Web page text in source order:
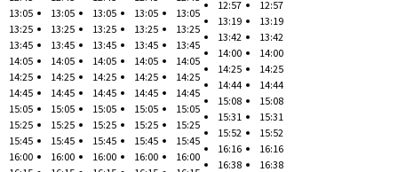
13:05
13:25
13:45
14:05
14:25
14:45
15:05
15:25
15:45
16:00
13:05
13:25
13:45
14:05
14:25
14:45
15:05
15:25
15:45
16:00
13:05
13:25
13:45
14:05
14:25
14:45
15:05
15:25
15:45
16:00
13:05
13:25
13:45
14:05
14:25
14:45
15:05
15:25
15:45
16:00
13:05
13:25
13:45
14:05
14:25
14:45
15:05
15:25
15:45
16:00
12:57
13:19
13:42
14:00
14:25
14:44
15:08
15:31
15:52
16:16
16:38
12:57
13:19
13:42
14:00
14:25
14:44
15:08
15:31
15:52
16:16
16:38